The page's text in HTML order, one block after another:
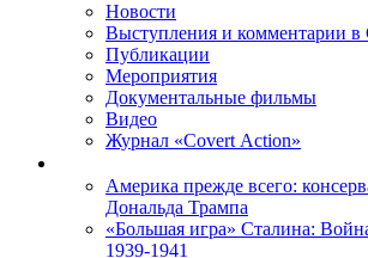
Новости
Выступления и коммента­рии
Публикации
Мероприятия
Документальные фильмы
Видео
Журнал «Covert Action»
Америка прежде всего:
Дональда Трампа
«Большая игра» Сталина:
1939-1941